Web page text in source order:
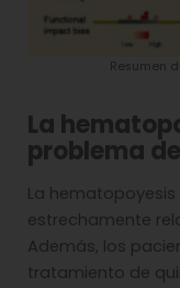
Resumen
La
problema
La
estrechamente
Además, los
tratamiento de